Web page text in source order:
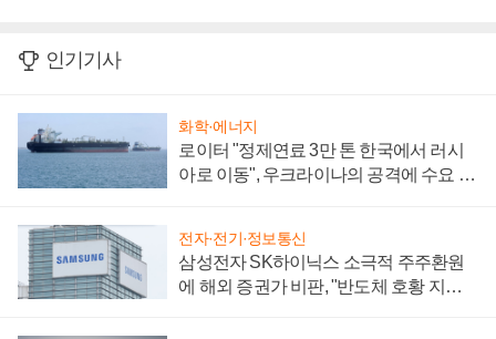
인기기사
화학·에너지
로이터 "정제연료 3만 톤 한국에서 러시
아로 이동", 우크라이나의 공격에 수요 늘
전자·전기·정보통신
삼성전자 SK하이닉스 소극적 주주환원
에 해외 증권가 비판, "반도체 호황 지속